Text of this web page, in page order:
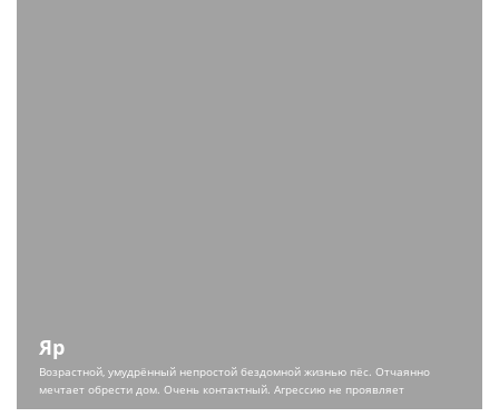
Яр
Возрастной, умудрённый непростой бездомной жизнью пёс. Отчаянно
мечтает обрести дом. Очень контактный. Агрессию не проявляет